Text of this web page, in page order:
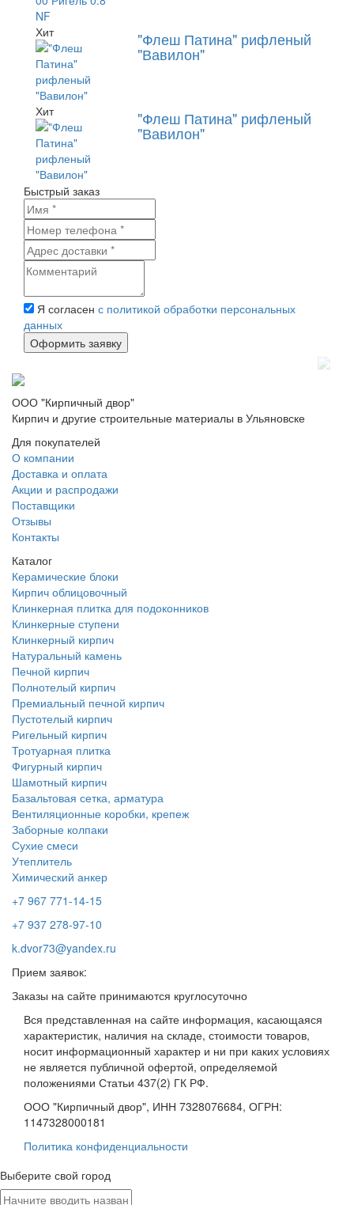
Хит "Флеш Патина" рифленый
"Вавилон"
Хит "Флеш Патина" рифленый
"Вавилон"
Быстрый заказ
Я согласен с политикой обработки персональных
данных
ООО "Кирпичный двор"
Кирпич и другие строительные материалы в Ульяновске
Для покупателей
О компании
Доставка и оплата
Акции и распродажи
Поставщики
Отзывы
Контакты
Каталог
Керамические блоки
Кирпич облицовочный
Клинкерная плитка для подоконников
Клинкерные ступени
Клинкерный кирпич
Натуральный камень
Печной кирпич
Полнотелый кирпич
Премиальный печной кирпич
Пустотелый кирпич
Ригельный кирпич
Тротуарная плитка
Фигурный кирпич
Шамотный кирпич
Базальтовая сетка, арматура
Вентиляционные коробки, крепеж
Заборные колпаки
Сухие смеси
Утеплитель
Химический анкер
+7 967 771-14-15
+7 937 278-97-10
k.dvor73@yandex.ru
Прием заявок:
Заказы на сайте принимаются круглосуточно
Вся представленная на сайте информация, касающаяся
характеристик, наличия на складе, стоимости товаров,
носит информационный характер и ни при каких условиях
не является публичной офертой, определяемой
положениями Статьи 437(2) ГК РФ.
ООО "Кирпичный двор", ИНН 7328076684, ОГРН:
1147328000181
Политика конфиденциальности
Выберите свой город